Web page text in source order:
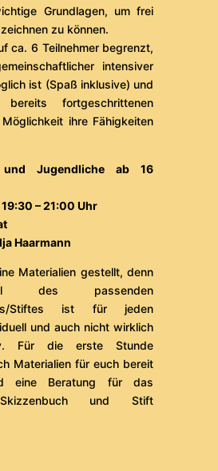
Grundlagen, um frei
zu können.
ca. 6 Teilnehmer begrenzt,
intensiver
ist (Spaß inklusive) und
fortgeschrittenen
ihre Fähigkeiten
und Jugendliche ab 16
– 21:00 Uhr
Haarmann
Materialien gestellt, denn
des passenden
Stiftes ist für jeden
und auch nicht wirklich
Für die erste Stunde
Materialien für euch bereit
eine Beratung für das
und Stift